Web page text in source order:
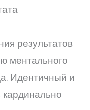
результатов
ментального
Идентичный и
кардинально